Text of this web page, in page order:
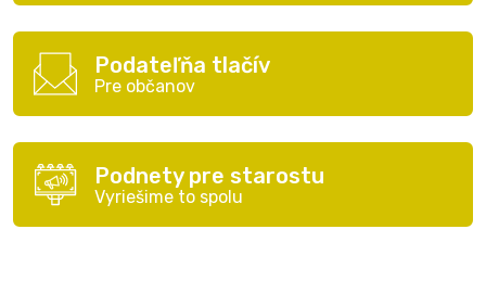
Podateľňa tlačív
Pre občanov
Podnety pre starostu
Vyriešime to spolu